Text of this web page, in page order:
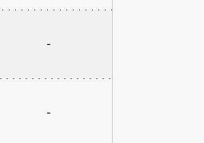
-
-